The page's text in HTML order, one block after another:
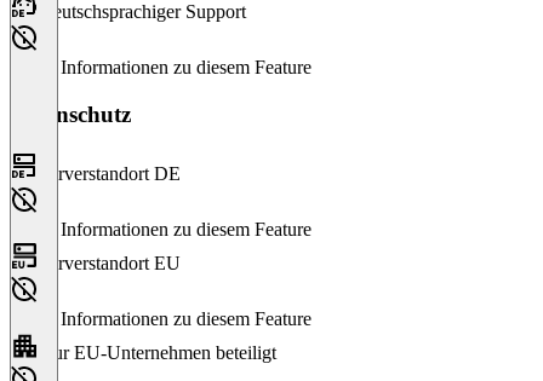
Deutschsprachiger Support
Keine Informationen zu diesem Feature
Datenschutz
Serverstandort DE
Keine Informationen zu diesem Feature
Serverstandort EU
Keine Informationen zu diesem Feature
Nur EU-Unternehmen beteiligt